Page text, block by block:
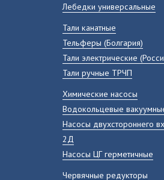
Лебедки универсальные
Тали канатные
Тельферы (Болгария)
Тали электрические
Тали ручные ТРЧП
Химические насосы
Водокольцевые
Насосы двухстороннего
2Д
Насосы ЦГ герметичные
Червячные редукторы